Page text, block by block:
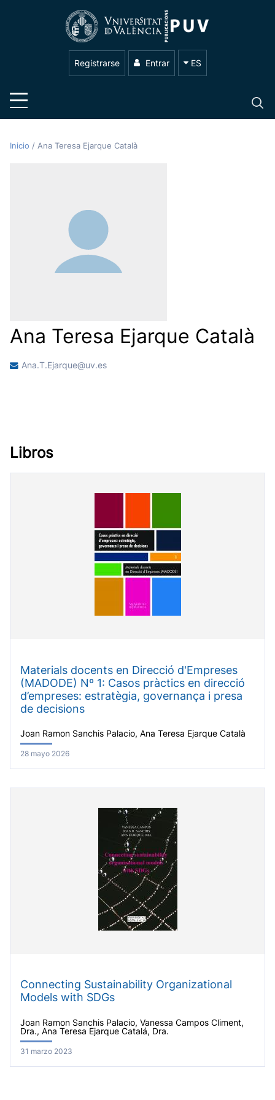
Registrarse Entrar ES
Inicio / Ana Teresa Ejarque Català
Ana Teresa Ejarque Català
Ana.T.Ejarque@uv.es
Libros
Materials docents en Direcció d'Empreses
(MADODE) Nº 1: Casos pràctics en direcció
d’empreses: estratègia, governança i presa
de decisions
Joan Ramon Sanchis Palacio, Ana Teresa Ejarque Català
28 mayo 2026
Connecting Sustainability Organizational
Models with SDGs
Joan Ramon Sanchis Palacio, Vanessa Campos Climent,
Dra., Ana Teresa Ejarque Catalá, Dra.
31 marzo 2023